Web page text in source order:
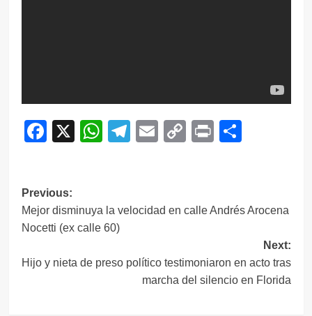
Facebook
X WhatsApp
Telegram
EmailCopy
Print
Navegación
de
entradas
Previous:
Mejor disminuya la velocidad en calle Andrés Arocena
Nocetti (ex calle 60)
Next:
Hijo y nieta de preso político testimoniaron en acto tras
marcha del silencio en Florida